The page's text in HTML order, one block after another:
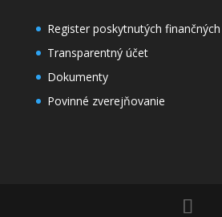
Register poskytnutých
Transparentný účet
Dokumenty
Povinné zverejňovanie